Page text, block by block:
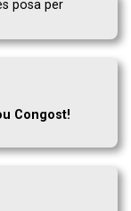
posa per
Congost!